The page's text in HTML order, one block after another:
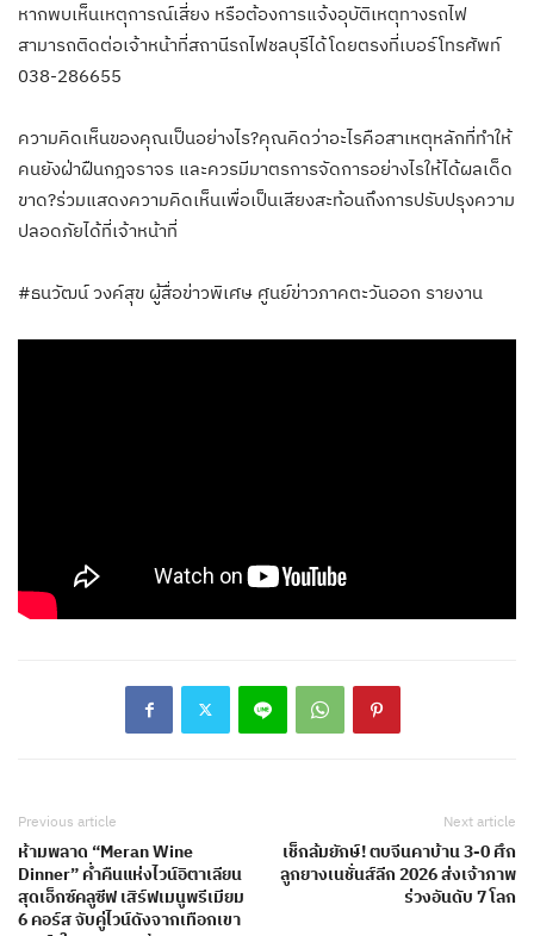
หากพบเห็นเหตุการณ์เสี่ยง หรือต้องการแจ้งอุบัติเหตุทางรถไฟ
สามารถติดต่อเจ้าหน้าที่สถานีรถไฟชลบุรีได้โดยตรงที่เบอร์โทรศัพท์
038-286655
​ความคิดเห็นของคุณเป็นอย่างไร?คุณคิดว่าอะไรคือสาเหตุหลักที่ทำให้
คนยังฝ่าฝืนกฎจราจร และควรมีมาตรการจัดการอย่างไรให้ได้ผลเด็ด
ขาด?ร่วมแสดงความคิดเห็นเพื่อเป็นเสียงสะท้อนถึงการปรับปรุงความ
ปลอดภัยได้ที่เจ้าหน้าที่
#ธนวัฒน์ วงค์สุข ผู้สื่อข่าวพิเศษ ศูนย์ข่าวภาคตะวันออก รายงาน
Previous article
ห้ามพลาด “Meran Wine
Dinner” ค่ำคืนแห่งไวน์อิตาเลียน
สุดเอ็กซ์คลูซีฟ เสิร์ฟเมนูพรีเมียม
6 คอร์ส จับคู่ไวน์ดังจากเทือกเขา
Next article
เช็กล้มยักษ์! ตบจีนคาบ้าน 3-0 ศึก
ลูกยางเนชั่นส์ลีก 2026 ส่งเจ้าภาพ
ร่วงอันดับ 7 โลก